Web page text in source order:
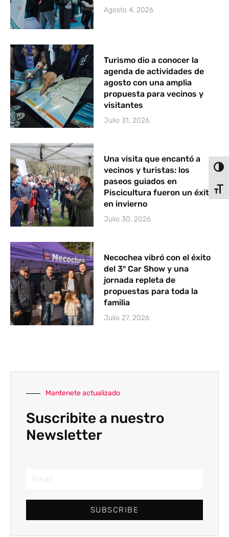
Agosto 4, 2026
Turismo dio a conocer la
agenda de actividades de
agosto con una amplia
propuesta para vecinos y
visitantes
Julio 31, 2026
Una visita que encantó a
vecinos y turistas: los
paseos guiados en
Piscicultura fueron un éxito
en invierno
Julio 30, 2026
Necochea vibró con el éxito
del 3° Car Show y una
jornada repleta de
propuestas para toda la
familia
Julio 27, 2026
Mantenete actualizado
Suscribite a nuestro
Newsletter
SUBSCRIBE